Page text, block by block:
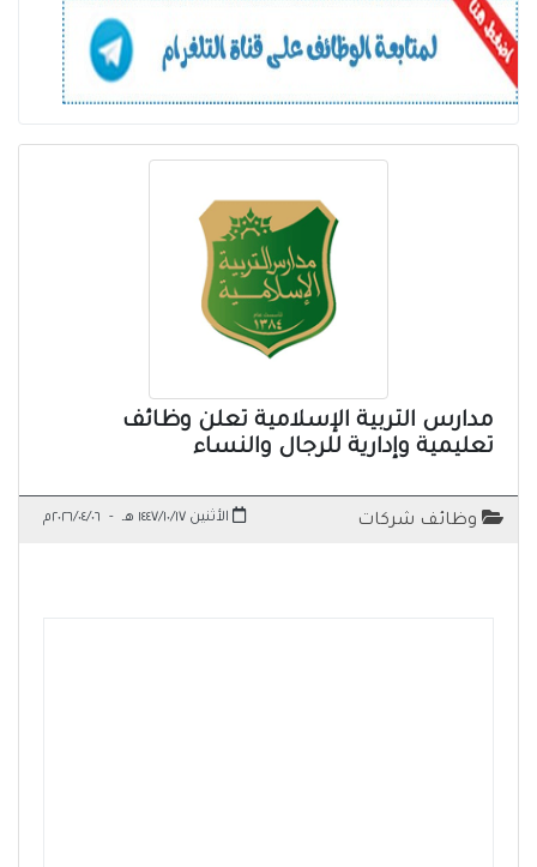
مدارس التربية الإسلامية تعلن وظائف
تعليمية وإدارية للرجال والنساء
وظائف شركات الأثنين ١٤٤٧/١٠/١٧ هـ - ٢٠٢٦/٠٤/٠٦م